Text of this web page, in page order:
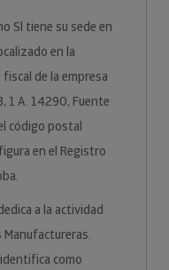
Sl tiene su sede en
en la
de la empresa
1 A. 14290, Fuente
código postal
en el Registro
a la actividad
como